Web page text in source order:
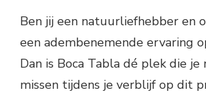
Ben jij een natuurliefhebber en
een adembenemende ervaring
Dan is Boca Tabla dé plek die je
missen tijdens je verblijf op dit